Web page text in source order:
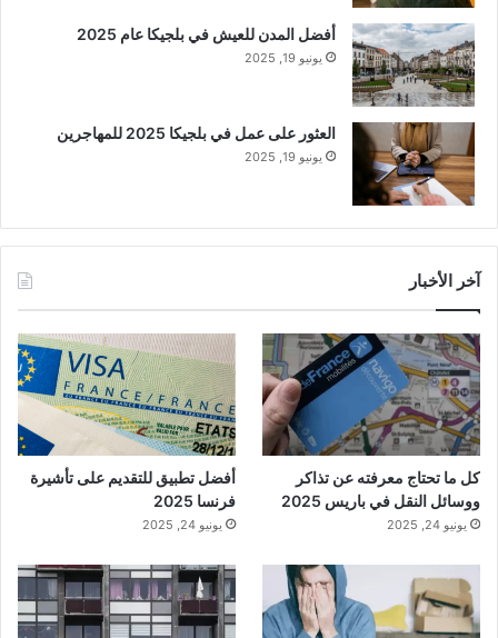
أفضل المدن للعيش في بلجيكا عام 2025
يونيو 19, 2025
العثور على عمل في بلجيكا 2025 للمهاجرين
يونيو 19, 2025
آخر الأخبار
كل ما تحتاج معرفته عن تذاكر
ووسائل النقل في باريس 2025
يونيو 24, 2025
أفضل تطبيق للتقديم على تأشيرة
فرنسا 2025
يونيو 24, 2025